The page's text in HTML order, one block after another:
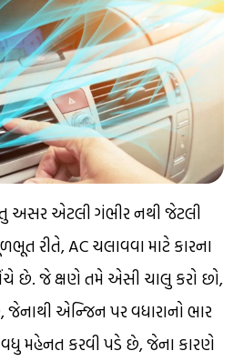
અસર એટલી ગંભીર નથી જેટલી
રીતે, AC ચલાવવા માટે કારના
છે. જે ક્ષણે તમે એસી ચાલુ કરો છો,
જેનાથી એન્જિન પર વધારાનો ભાર
મહેનત કરવી પડે છે, જેના કારણે